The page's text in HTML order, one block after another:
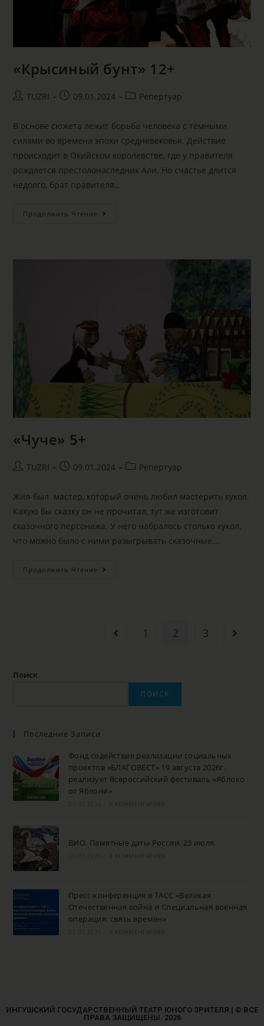
«Крысиный бунт» 12+
TUZRI 09.01.2024 Репертуар
В основе сюжета лежит борьба человека с темными
силами во времена эпохи средневековья. Действие
происходит в Окийском королевстве, где у правителя
рождается престолонаследник Али. Но счастье длится
недолго, брат правителя…
Продолжить Чтение
«Чуче» 5+
TUZRI 09.01.2024 Репертуар
Жил-был мастер, который очень любил мастерить кукол.
Какую бы сказку он не прочитал, тут же изготовит
сказочного персонажа. У него набралось столько кукол,
что можно было с ними разыгрывать сказочные…
Продолжить Чтение
1 2 3
Поиск
ПОИСК
Последние Записи
Фонд содействия реализации социальных
проектов «БЛАГОВЕСТ» 19 августа 2026г.
реализует Всероссийский фестиваль «Яблоко
от Яблони»
ВИО. Памятные даты России. 23 июля
Пресс-конференция в ТАСС «Великая
Отечественная война и Специальная военная
операция: связь времен»
ИНГУШСКИЙ ГОСУДАРСТВЕННЫЙ ТЕАТР ЮНОГО ЗРИТЕЛЯ | © ВСЕ
ПРАВА ЗАЩИЩЕНЫ. 2026